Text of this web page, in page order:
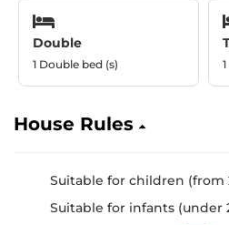
Double
1 Double bed (s)
House Rules
Suitable for children (from
Suitable for infants (under